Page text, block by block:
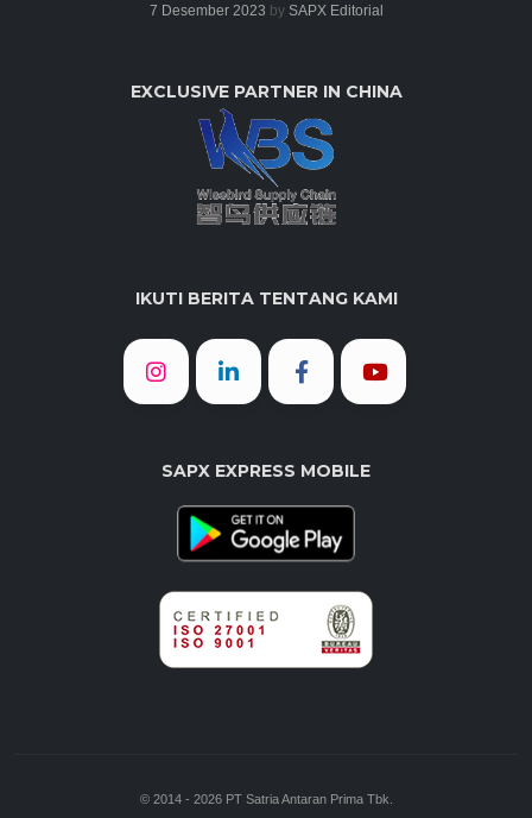
7 Desember 2023 by SAPX Editorial
EXCLUSIVE PARTNER IN CHINA
IKUTI BERITA TENTANG KAMI
SAPX EXPRESS MOBILE
© 2014 - 2026 PT Satria Antaran Prima Tbk.